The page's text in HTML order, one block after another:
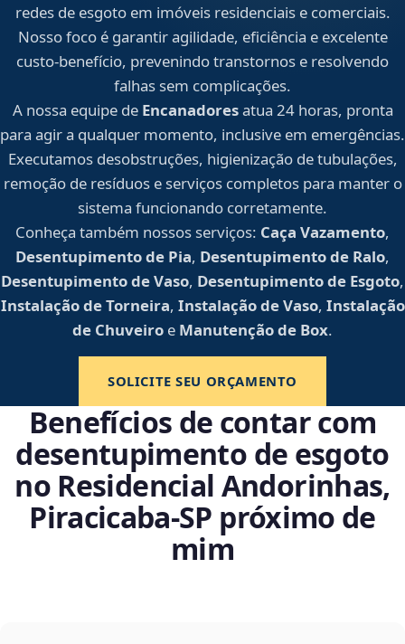
redes de esgoto em imóveis residenciais e comerciais.
Nosso foco é garantir agilidade, eficiência e excelente
custo-benefício, prevenindo transtornos e resolvendo
falhas sem complicações.
A nossa equipe de Encanadoresatua 24 horas, pronta
para agir a qualquer momento, inclusive em emergências.
Executamos desobstruções, higienização de tubulações,
remoção de resíduos e serviços completos para manter o
sistema funcionando corretamente.
Conheça também nossos serviços: Caça Vazamento,
Desentupimento de Pia, Desentupimento de Ralo,
Desentupimento de Vaso, Desentupimento de Esgoto,
Instalação de Torneira, Instalação de Vaso, Instalação
de Chuveiro e Manutenção de Box.
SOLICITE SEU ORÇAMENTO
Benefícios de contar com
desentupimento de esgoto
no Residencial Andorinhas,
Piracicaba‑SP próximo de
mim